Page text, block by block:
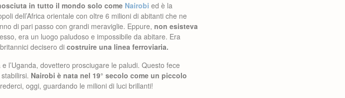
in tutto il mondo solo come Nairobi ed è la
dell’Africa orientale con oltre 6 milioni di abitanti che ne
di pari passo con grandi meraviglie. Eppure, non esisteva
era un luogo paludoso e impossibile da abitare. Era
decisero dicostruire una linea ferroviaria.
l’Uganda, dovettero prosciugare le paludi. Questo fece
Nairobi è nata nel 19° secolo come un piccolo
oggi, guardando le milioni di luci brillanti!